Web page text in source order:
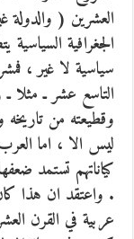
العشرين ( والدولة
الجغرافية
سياسية لا غير ،
التاسع عشر ـ مثلا
وقطيعته من
ليس الا ، اما
كياناتهم تستمد
. واعتقد ان هذا
عربية في القرن